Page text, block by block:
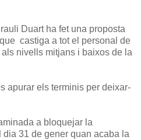
Duart ha fet una proposta
castiga a tot el personal de
nivells mitjans i baixos de la
apurar els terminis per deixar-
a bloquejar la
31 de gener quan acaba la